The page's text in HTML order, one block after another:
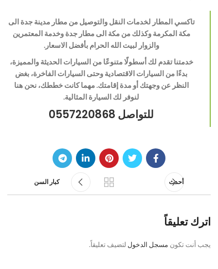
تاكسي المطار لخدمات النقل والتوصيل من مطار مدينة جدة الى
مكة المكرمة وكذلك من مكة الى مطار جدة وخدمة المعتمرين
والزوار لبيت الله الحرام بأفضل الاسعار.
خدمتنا تقدم لك أسطولًا متنوعًا من السيارات الحديثة والمميزة،
بدءًا من السيارات الاقتصادية وحتى السيارات الفاخرة، بغض
النظر عن وجهتك أو مدة إقامتك. مهما كانت خططك، نحن هنا
لنوفر لك السيارة المثالية.
للتواصل 0557220868
أحدث كبار السن
اترك تعليقاً
يجب أنت تكون مسجل الدخول لتضيف تعليقاً.